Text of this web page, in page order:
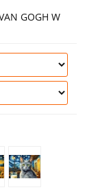
GOGH W